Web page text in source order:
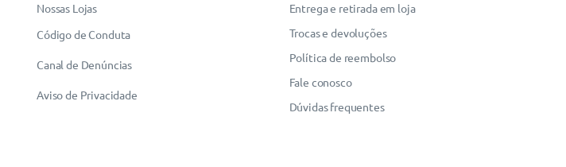
Nossas Lojas
Código de Conduta
Canal de Denúncias
Aviso de Privacidade
Entrega e retirada em loja
Trocas e devoluções
Política de reembolso
Fale conosco
Dúvidas frequentes